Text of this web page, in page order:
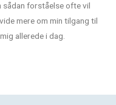
sådan forståelse ofte vil
mere om min tilgang til
allerede i dag.